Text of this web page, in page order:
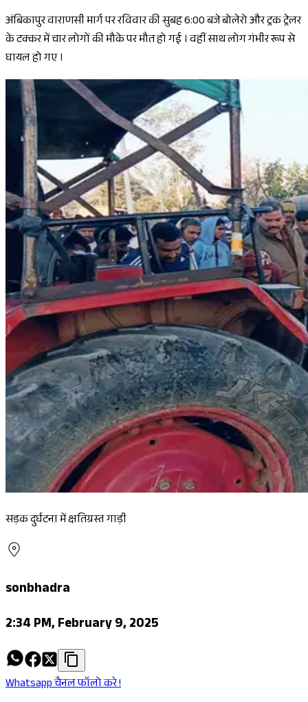
अंबिकापुर वाराणसी मार्ग पर रविवार की सुबह 6:00 बजे बोलेरो और ट्रक ट्रेलर
के टक्कर में चार लोगों की मौके पर मौत हो गई । वहीं साथ लोग गंभीर रूप से
घायल हो गए ।
सड़क दुर्घटना में क्षतिग्रस्त गाड़ी
sonbhadra
2:34 PM, February 9, 2025
Whatsapp चैनल फॉलो करे !